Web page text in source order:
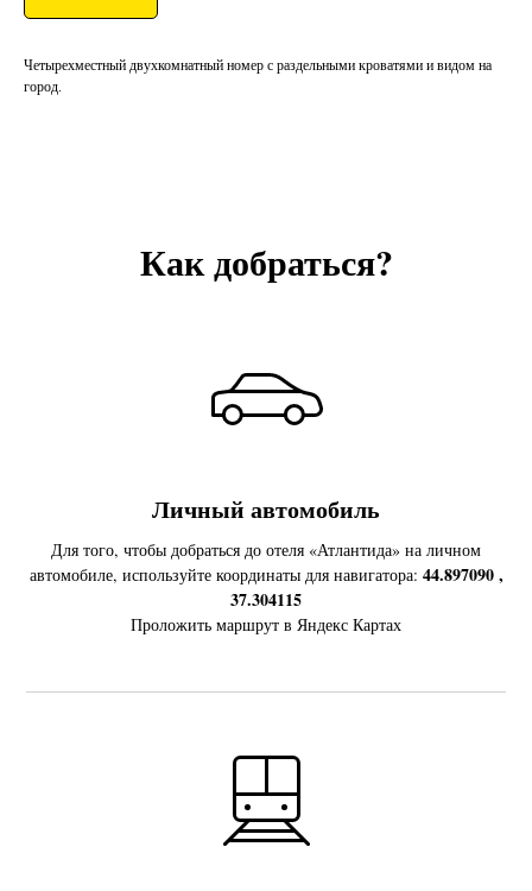
Четырехместный двухкомнатный номер с раздельными кроватями и видом на
город.
Как добраться?
Личный автомобиль
Для того, чтобы добраться до отеля «Атлантида» на личном
автомобиле, используйте координаты для навигатора: 44.897090 ,
37.304115
Проложить маршрут в Яндекс Картах